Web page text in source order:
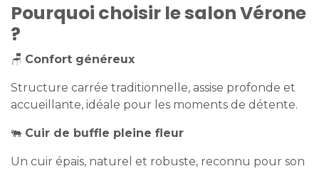
Pourquoi choisir le salon Vérone
?
🪑 Confort généreux
Structure carrée traditionnelle, assise profonde et
accueillante, idéale pour les moments de détente.
🐃 Cuir de buffle pleine fleur
Un cuir épais, naturel et robuste, reconnu pour son